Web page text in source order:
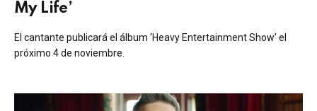
My Life’
El cantante publicará el álbum ‘Heavy Entertainment Show’ el
próximo 4 de noviembre.